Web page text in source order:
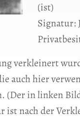
(ist)
Signatur:
verkleinert
auch hier
in linken
nach der